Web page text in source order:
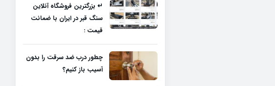
↵ بزرگترین فروشگاه آنلاین
سنگ قبر در ایران با ضمانت
قیمت :
چطور درب ضد سرقت را بدون
آسیب باز کنیم؟